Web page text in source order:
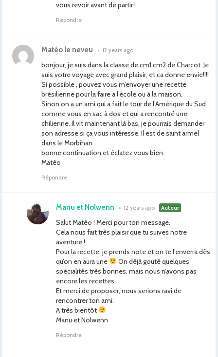
vous revoir avant de partir !
Répondre
Matéo le neveu • 12 years ago
bonjour, je suis dans la classe de cm1 cm2 de Charcot. Je
suis votre voyage avec grand plaisir, et ca donne envie!!!!
Si possible , pouvez vous m’envoyer une recette
brésilienne pour la faire à l’école ou à la maison.
Sinon,on a un ami qui a fait le tour de l’Amérique du Sud
comme vous en sac à dos et qui a rencontré une
chilienne. Il vit maintenant là bas, je pourrais demander
son adresse si ça vous intéresse. Il est de saint armel
dans le Morbihan .
bonne continuation et éclatez vous bien
Matéo
Répondre
Manu et Nolwenn • 12 years ago Auteur
Salut Matéo ! Merci pour ton message.
Cela nous fait très plaisir que tu suives notre
aventure !
Pour la recette, je prends note et on te l’enverra dès
qu’on en aura une
On déjà gouté quelques
spécialités très bonnes, mais nous n’avons pas
encore les recettes.
Et merci de proposer, nous serions ravi de
rencontrer ton ami.
A très bientôt
Manu et Nolwenn
Répondre